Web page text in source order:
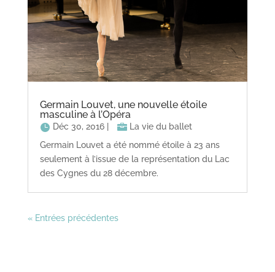
Germain Louvet, une nouvelle étoile
masculine à l’Opéra
Déc 30, 2016|
La vie du ballet
Germain Louvet a été nommé étoile à 23 ans
seulement à l’issue de la représentation du Lac
des Cygnes du 28 décembre.
« Entrées précédentes